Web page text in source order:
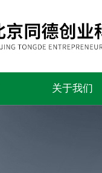
关于我们